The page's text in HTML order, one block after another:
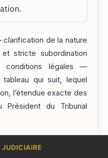
de la nature
stricte subordination
conditions légales —
qui suit, lequel
l’étendue exacte des
Président du Tribunal
JUDICIAIRE